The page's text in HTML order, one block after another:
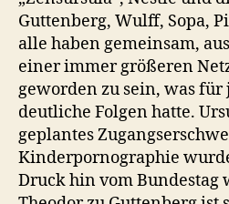
Guttenberg, Wulff, Sopa,
alle haben gemeinsam,
einer immer größeren
geworden zu sein, was
deutliche Folgen hatte.
geplantes
Kinderpornographie
Druck hin vom